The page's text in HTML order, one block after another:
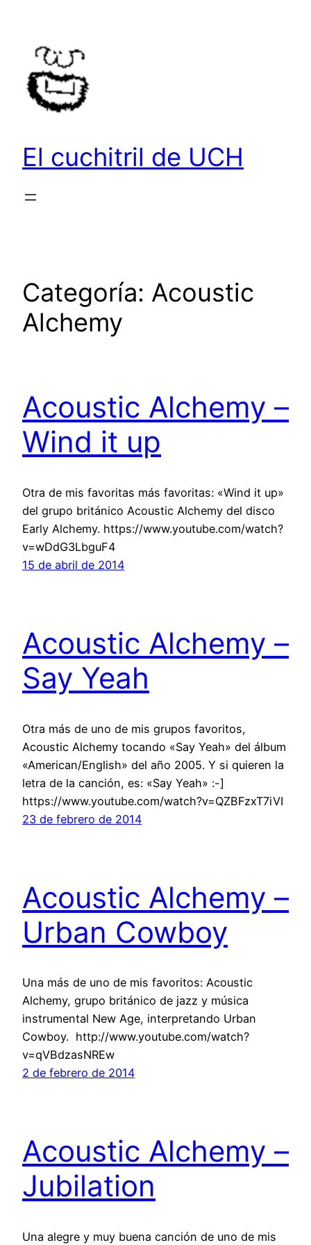
contenido
El cuchitril de UCH
Categoría: Acoustic
Alchemy
Acoustic Alchemy –
Wind it up
Otra de mis favoritas más favoritas: «Wind it up»
del grupo británico Acoustic Alchemy del disco
Early Alchemy. https://www.youtube.com/watch?
v=wDdG3LbguF4
15 de abril de 2014
Acoustic Alchemy –
Say Yeah
Otra más de uno de mis grupos favoritos,
Acoustic Alchemy tocando «Say Yeah» del álbum
«American/English» del año 2005. Y si quieren la
letra de la canción, es: «Say Yeah» :-]
https://www.youtube.com/watch?v=QZBFzxT7iVI
23 de febrero de 2014
Acoustic Alchemy –
Urban Cowboy
Una más de uno de mis favoritos: Acoustic
Alchemy, grupo británico de jazz y música
instrumental New Age, interpretando Urban
Cowboy. http://www.youtube.com/watch?
v=qVBdzasNREw
2 de febrero de 2014
Acoustic Alchemy –
Jubilation
Una alegre y muy buena canción de uno de mis